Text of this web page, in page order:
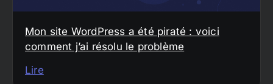
Mon site WordPress a été piraté : voici
comment j’ai résolu le problème
Lire